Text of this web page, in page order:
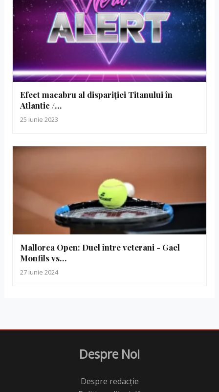
Efect macabru al dispariției Titanului în
Atlantic /…
25 iunie 2023
Mallorca Open: Duel între veterani - Gael
Monfils vs…
27 iunie 2024
Despre Noi
Despre redacție